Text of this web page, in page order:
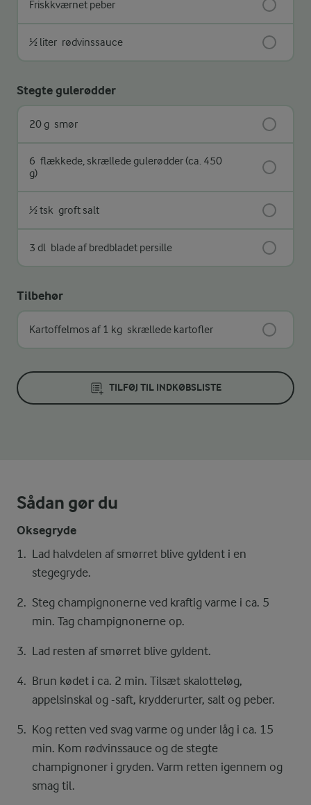
Friskkværnet peber
½ liter rødvinssauce
Stegte gulerødder
20 g smør
6 flækkede, skrællede gulerødder (ca. 450
g)
½ tsk groft salt
3 dl blade af bredbladet persille
Tilbehør
Kartoffelmos af 1 kg skrællede kartofler
TILFØJ TIL INDKØBSLISTE
Sådan gør du
Oksegryde
Lad halvdelen af smørret blive gyldent i en
stegegryde.
Steg champignonerne ved kraftig varme i ca. 5
min. Tag champignonerne op.
Lad resten af smørret blive gyldent.
Brun kødet i ca. 2 min. Tilsæt skalotteløg,
appelsinskal og -saft, krydderurter, salt og peber.
Kog retten ved svag varme og under låg i ca. 15
min. Kom rødvinssauce og de stegte
champignoner i gryden. Varm retten igennem og
smag til.